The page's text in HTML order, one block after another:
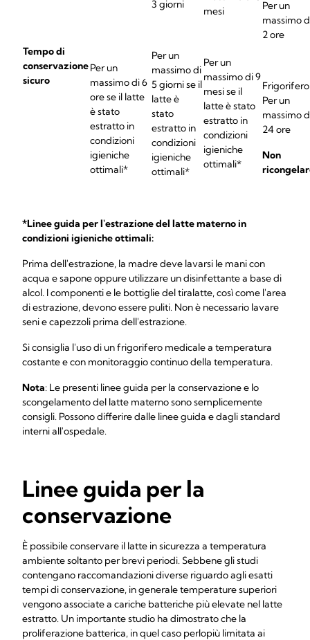
Tempo di
conservazione
sicuro
Per un
massimo di 6
ore se il latte
è stato
estratto in
condizioni
igieniche
ottimali*
3 giorni
Per un
massimo di
5 giorni se il
latte è
stato
estratto in
condizioni
igieniche
ottimali*
mesi
Per un
massimo di 9
mesi se il
latte è stato
estratto in
condizioni
igieniche
ottimali*
Per un
massimo
2 ore
Per un
massimo
24 ore
Non
*Linee guida per l'estrazione del latte materno in
condizioni igieniche ottimali:
Prima dell'estrazione, la madre deve lavarsi le mani con
acqua e sapone oppure utilizzare un disinfettante a base di
alcol. I componenti e le bottiglie del tiralatte, così come l'area
di estrazione, devono essere puliti. Non è necessario lavare
seni e capezzoli prima dell'estrazione.
Si consiglia l'uso di un frigorifero medicale a temperatura
costante e con monitoraggio continuo della temperatura.
Nota: Le presenti linee guida per la conservazione e lo
scongelamento del latte materno sono semplicemente
consigli. Possono differire dalle linee guida e dagli standard
interni all'ospedale.
Linee guida per la
conservazione
È possibile conservare il latte in sicurezza a temperatura
ambiente soltanto per brevi periodi. Sebbene gli studi
contengano raccomandazioni diverse riguardo agli esatti
tempi di conservazione, in generale temperature superiori
vengono associate a cariche batteriche più elevate nel latte
estratto. Un importante studio ha dimostrato che la
proliferazione batterica, in quel caso perlopiù limitata ai